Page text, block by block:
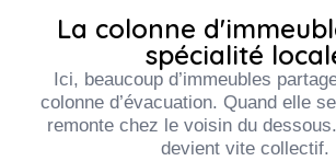
La colonne
spécialité
Ici, beaucoup d’immeubles
colonne d’évacuation. Quand elle
remonte chez le voisin du
devient vite collectif.